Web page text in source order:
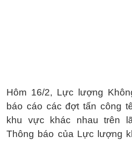
Hôm 16/2, Lực lượng
báo cáo các đợt tấn công
khu vực khác nhau trên
Thông báo của Lực lượng